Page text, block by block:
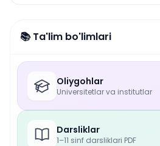
📚 Ta'lim bo'limlari
Oliygohlar
Universitetlar va institutlar
Darsliklar
1–11 sinf darsliklari PDF